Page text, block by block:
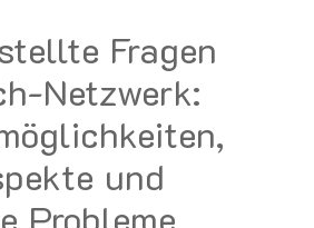
Fragen
Netzwerk:
und
Probleme